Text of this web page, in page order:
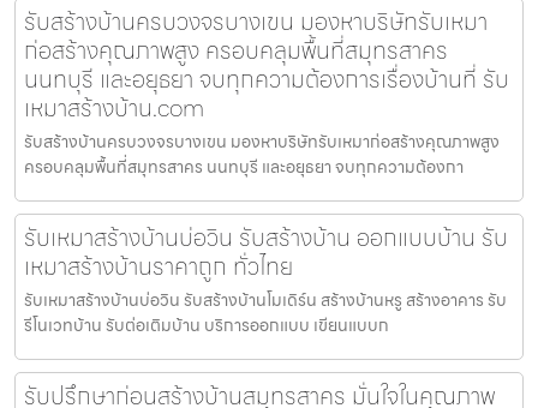
รับสร้างบ้านครบวงจรบางเขน มองหาบริษัทรับเหมา
ก่อสร้างคุณภาพสูง ครอบคลุมพื้นที่สมุทรสาคร
นนทบุรี และอยุธยา จบทุกความต้องการเรื่องบ้านที่ รับ
เหมาสร้างบ้าน.com
รับสร้างบ้านครบวงจรบางเขน มองหาบริษัทรับเหมาก่อสร้างคุณภาพสูง
ครอบคลุมพื้นที่สมุทรสาคร นนทบุรี และอยุธยา จบทุกความต้องกา
รับเหมาสร้างบ้านบ่อวิน รับสร้างบ้าน ออกแบบบ้าน รับ
เหมาสร้างบ้านราคาถูก ทั่วไทย
รับเหมาสร้างบ้านบ่อวิน รับสร้างบ้านโมเดิร์น สร้างบ้านหรู สร้างอาคาร รับ
รีโนเวทบ้าน รับต่อเติมบ้าน บริการออกแบบ เขียนแบบก
รับปรึกษาก่อนสร้างบ้านสมุทรสาคร มั่นใจในคุณภาพ